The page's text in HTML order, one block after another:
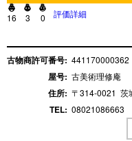

16

3

0 評価詳細
古物商許可番号: 441170000362
屋号: 古美術理修庵
住所: 〒314-0021 茨
TEL: 08021086663